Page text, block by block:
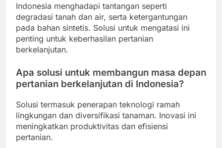
Indonesia menghadapi tantangan seperti
degradasi tanah dan air, serta ketergantungan
pada bahan sintetis. Solusi untuk mengatasi ini
penting untuk keberhasilan pertanian
berkelanjutan.
Apa solusi untuk membangun masa depan
pertanian berkelanjutan di Indonesia?
Solusi termasuk penerapan teknologi ramah
lingkungan dan diversifikasi tanaman. Inovasi ini
meningkatkan produktivitas dan efisiensi
pertanian.